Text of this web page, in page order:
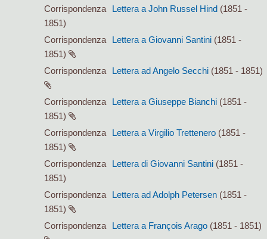
Corrispondenza Lettera a John Russel Hind (1851 -
1851)
Corrispondenza
Lettera a Giovanni Santini (1851 -
1851)
Corrispondenza
Lettera ad Angelo Secchi (1851 - 1851)
Corrispondenza Lettera a Giuseppe Bianchi (1851 -
1851)
Corrispondenza
Lettera a Virgilio Trettenero (1851 -
1851)
Corrispondenza
Lettera di Giovanni Santini (1851 -
1851)
Corrispondenza
Lettera ad Adolph Petersen (1851 -
1851)
Corrispondenza
Lettera a François Arago (1851 - 1851)